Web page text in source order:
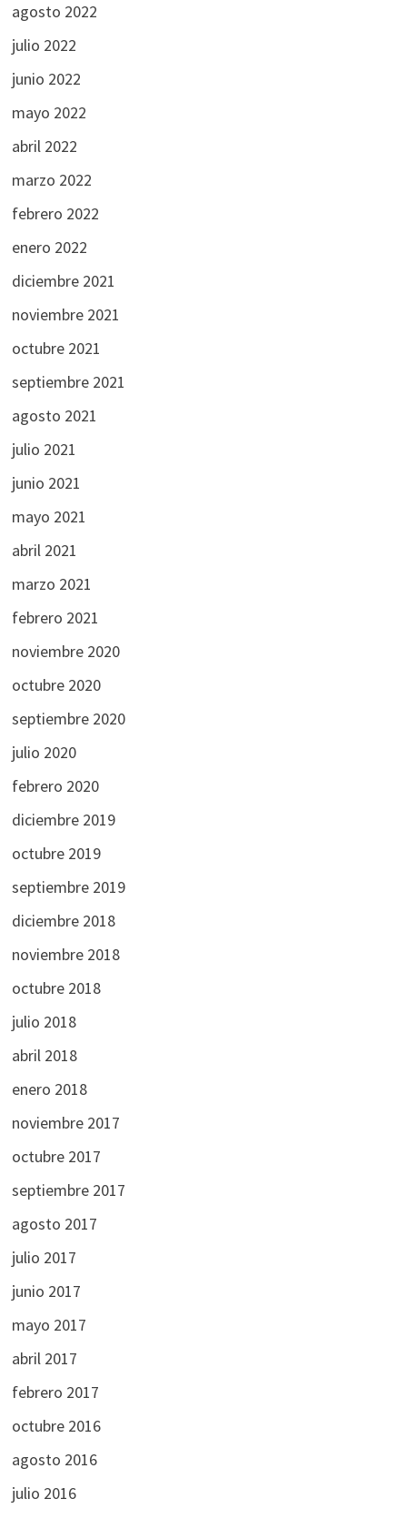
agosto 2022
julio 2022
junio 2022
mayo 2022
abril 2022
marzo 2022
febrero 2022
enero 2022
diciembre 2021
noviembre 2021
octubre 2021
septiembre 2021
agosto 2021
julio 2021
junio 2021
mayo 2021
abril 2021
marzo 2021
febrero 2021
noviembre 2020
octubre 2020
septiembre 2020
julio 2020
febrero 2020
diciembre 2019
octubre 2019
septiembre 2019
diciembre 2018
noviembre 2018
octubre 2018
julio 2018
abril 2018
enero 2018
noviembre 2017
octubre 2017
septiembre 2017
agosto 2017
julio 2017
junio 2017
mayo 2017
abril 2017
febrero 2017
octubre 2016
agosto 2016
julio 2016